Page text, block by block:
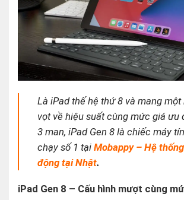
Là iPad thế hệ thứ 8 và mang
vọt về hiệu suất cùng mức giá ưu
3 man, iPad Gen 8 là chiếc máy
chạy số 1 tạiMobappy – Hệ
động tại Nhật.
iPad Gen 8 – Cấu hình mượt cùng